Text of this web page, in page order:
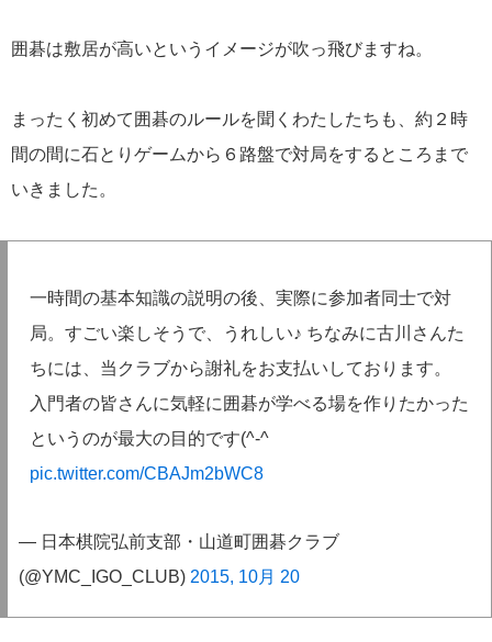
囲碁は敷居が高いというイメージが吹っ飛びますね。
まったく初めて囲碁のルールを聞くわたしたちも、約２時
間の間に石とりゲームから６路盤で対局をするところまで
いきました。
一時間の基本知識の説明の後、実際に参加者同士で対
局。すごい楽しそうで、うれしい♪ ちなみに古川さんた
ちには、当クラブから謝礼をお支払いしております。
入門者の皆さんに気軽に囲碁が学べる場を作りたかった
というのが最大の目的です(^-^
pic.twitter.com/CBAJm2bWC8
— 日本棋院弘前支部・山道町囲碁クラブ
(@YMC_IGO_CLUB) 2015, 10月 20